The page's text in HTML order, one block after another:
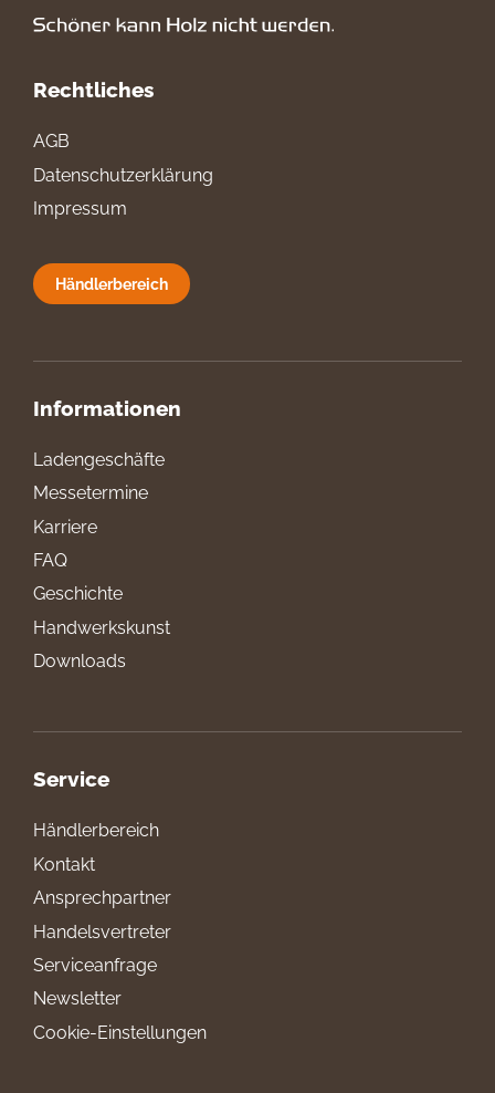
Rechtliches
AGB
Datenschutzerklärung
Impressum
Händlerbereich
Informationen
Ladengeschäfte
Messetermine
Karriere
FAQ
Geschichte
Handwerkskunst
Downloads
Service
Händlerbereich
Kontakt
Ansprechpartner
Handelsvertreter
Serviceanfrage
Newsletter
Cookie-Einstellungen